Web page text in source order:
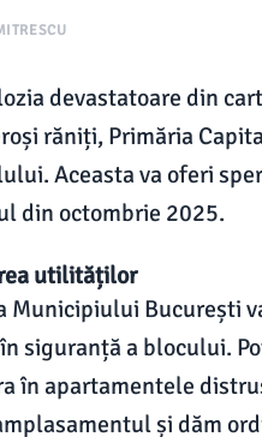
devastatoare din
răniți, Primăria
Aceasta va oferi
din octombrie 2025.
utilităților
Municipiului București
siguranță a blocului.
în apartamentele
și dăm